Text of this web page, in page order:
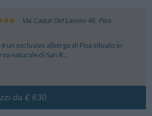
Via Caduti Del Lavoro 46, Pisa
un esclusivo albergo di Pisa situato in
naturale di San R...
da € 630